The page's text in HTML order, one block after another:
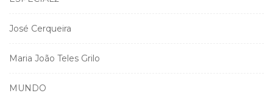
José Cerqueira
Maria João Teles Grilo
MUNDO